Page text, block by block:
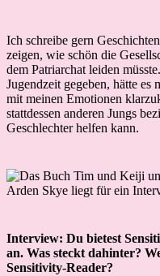
Ich schreibe gern
zeigen, wie schön die
dem Patriarchat leiden
Jugendzeit gegeben, hätte es
mit meinen Emotionen
stattdessen anderen Jungs
Geschlechter helfen kann.
Interview: Du bietest
an. Was steckt dahinter?
Sensitivity-Reader?